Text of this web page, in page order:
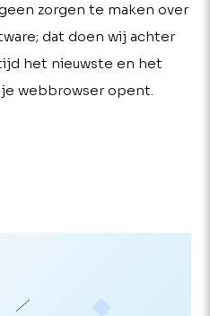
zorgen te maken over
dat doen wij achter
het nieuwste en het
je webbrowser opent.